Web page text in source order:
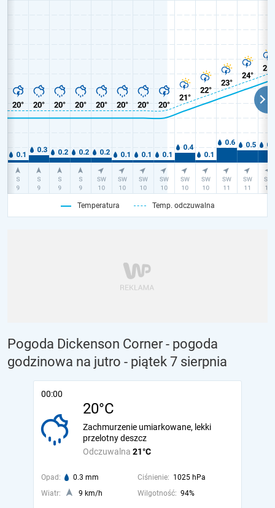
Temperatura Temp. odczuwalna
Pogoda Dickenson Corner - pogoda
godzinowa na jutro - piątek 7 sierpnia
00:00
20°C
Odczuwalna 21°C
Zachmurzenie umiarkowane, lekki
przelotny deszcz
Opad: 0.3 mm Ciśnienie: 1025 hPa
Wiatr:
9 km/h Wilgotność: 94%